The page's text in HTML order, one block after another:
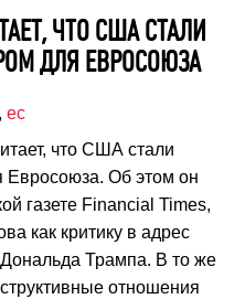
ЧТО США СТАЛИ
ДЛЯ ЕВРОСОЮЗА
, ес
что США стали
Об этом он
газете Financial Times,
как критику в адрес
Трампа. В то же
отношения